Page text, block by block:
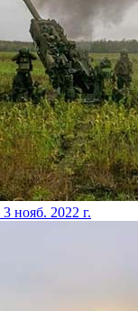
3 нояб. 2022 г.